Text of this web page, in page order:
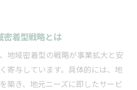
密着型戦略とは
地域密着型の戦略が事業拡大と安
寄与しています。具体的には、地
築き、地元ニーズに即したサービ